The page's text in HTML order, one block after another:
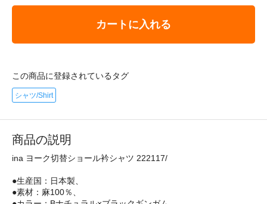
カートに入れる
この商品に登録されているタグ
シャツ/Shirt
商品の説明
ina ヨーク切替ショール衿シャツ 222117/
●生産国：日本製、
●素材：麻100％、